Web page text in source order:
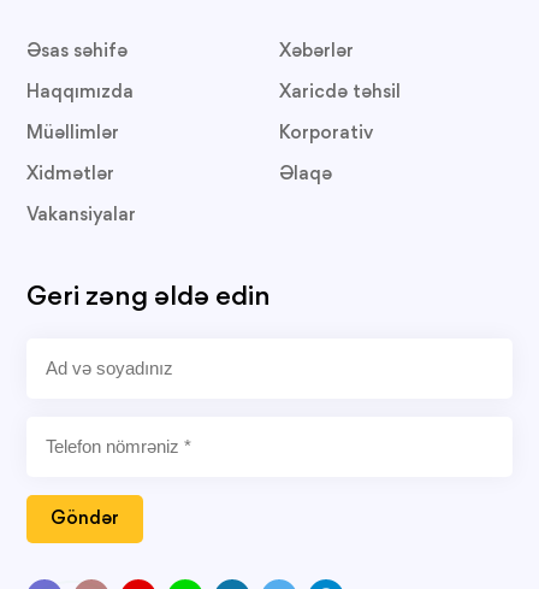
Əsas səhifə
Haqqımızda
Müəllimlər
Xidmətlər
Vakansiyalar
Xəbərlər
Xaricdə təhsil
Korporativ
Əlaqə
Geri zəng əldə edin
Göndər